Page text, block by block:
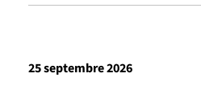
25 septembre 2026